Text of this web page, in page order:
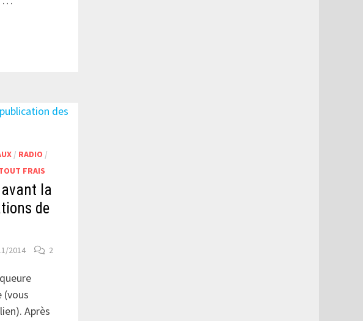
/ RADIO /
FRAIS
la
de
2014 2
(vous
Après